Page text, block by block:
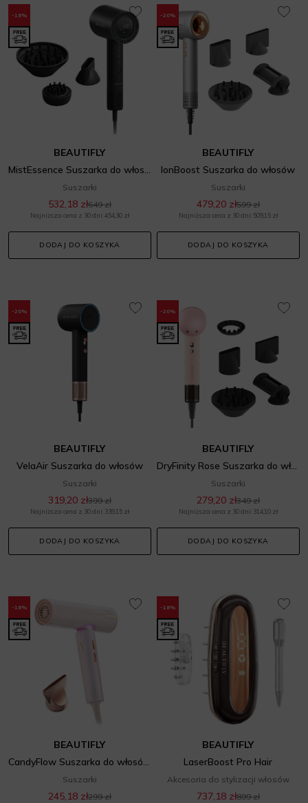
-18%
BEAUTIFLY
MistEssence Suszarka do włosów
Suszarki
532,18 zł649 zł
Najniższa cena z 30 dni: 454,30 zł
DODAJ DO KOSZYKA
-20%
BEAUTIFLY
IonBoost Suszarka do włosów
Suszarki
479,20 zł599 zł
Najniższa cena z 30 dni: 509,15 zł
DODAJ DO KOSZYKA
-20%
BEAUTIFLY
VelaAir Suszarka do włosów
Suszarki
319,20 zł399 zł
Najniższa cena z 30 dni: 339,15 zł
DODAJ DO KOSZYKA
-20%
BEAUTIFLY
DryFinity Rose Suszarka do włosów
Suszarki
279,20 zł349 zł
Najniższa cena z 30 dni: 314,10 zł
DODAJ DO KOSZYKA
-18%
BEAUTIFLY
CandyFlow Suszarka do włosów
Suszarki
245,18 zł299 zł
-18%
BEAUTIFLY
LaserBoost Pro Hair
Akcesoria do stylizacji włosów
737,18 zł899 zł